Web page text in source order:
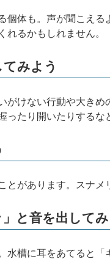
個体も。声が聞こえ
れるかもしれません。
みよう
がけない行動や大きめ
ったり開いたりするな
があります。スナメ
と音を出してみ
水槽に耳をあてると「